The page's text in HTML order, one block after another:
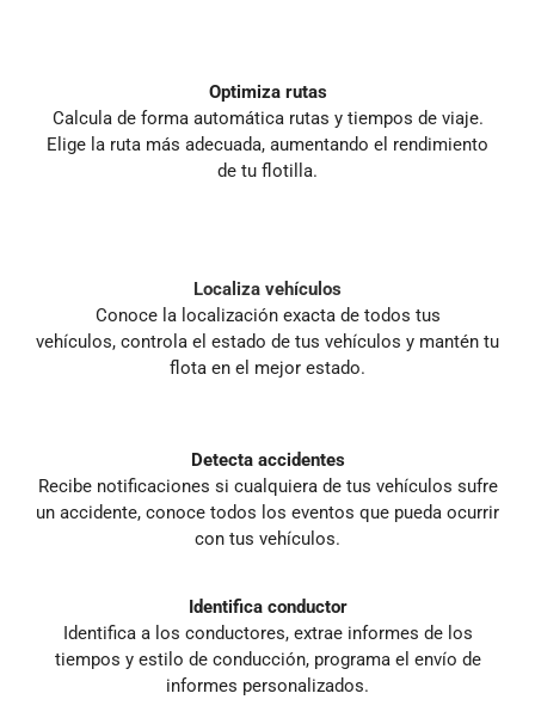
Optimiza rutas
Calcula de forma automática rutas y tiempos de viaje.
Elige la ruta más adecuada, aumentando el rendimiento
de tu flotilla.
Localiza vehículos
Conoce la localización exacta de todos tus
vehículos, controla el estado de tus vehículos y mantén tu
flota en el mejor estado.
Detecta accidentes
Recibe notificaciones si cualquiera de tus vehículos sufre
un accidente, conoce todos los eventos que pueda ocurrir
con tus vehículos.
Identifica conductor
Identifica a los conductores, extrae informes de los
tiempos y estilo de conducción, programa el envío de
informes personalizados.